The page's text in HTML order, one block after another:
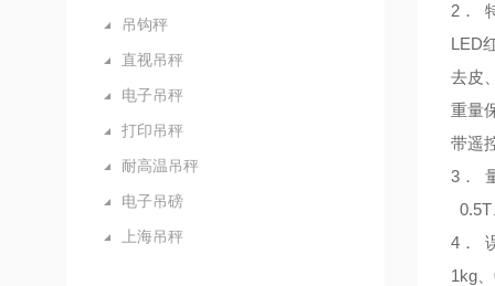
吊钩秤
直视吊秤
电子吊秤
打印吊秤
耐高温吊秤
电子吊磅
上海吊秤
2．
LED
去皮
重量
带遥
3．
4．
1kg